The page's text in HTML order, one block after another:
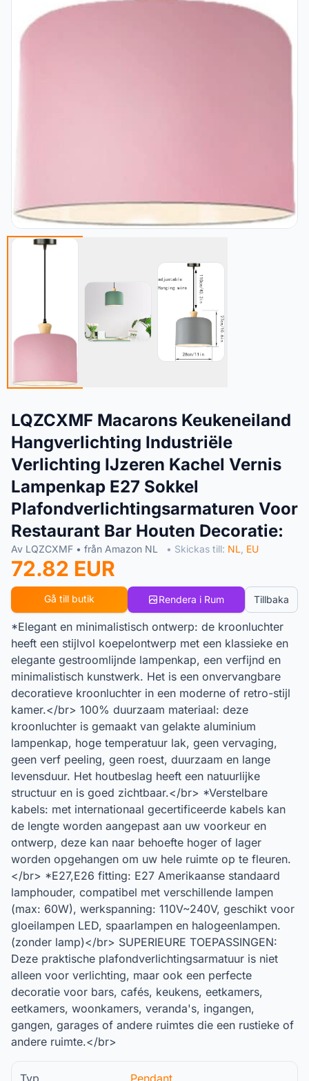
LQZCXMF Macarons Keukeneiland
Hangverlichting Industriële
Verlichting IJzeren Kachel Vernis
Lampenkap E27 Sokkel
Plafondverlichtingsarmaturen Voor
Restaurant Bar Houten Decoratie:
Av LQZCXMF • från Amazon NL • Skickas till: NL EU
72.82 EUR
Gå till butik Rendera i Rum Tillbaka
*Elegant en minimalistisch ontwerp: de kroonluchter
heeft een stijlvol koepelontwerp met een klassieke en
elegante gestroomlijnde lampenkap, een verfijnd en
minimalistisch kunstwerk. Het is een onvervangbare
decoratieve kroonluchter in een moderne of retro-stijl
kamer.</br> 100% duurzaam materiaal: deze
kroonluchter is gemaakt van gelakte aluminium
lampenkap, hoge temperatuur lak, geen vervaging,
geen verf peeling, geen roest, duurzaam en lange
levensduur. Het houtbeslag heeft een natuurlijke
structuur en is goed zichtbaar.</br> *Verstelbare
kabels: met internationaal gecertificeerde kabels kan
de lengte worden aangepast aan uw voorkeur en
ontwerp, deze kan naar behoefte hoger of lager
worden opgehangen om uw hele ruimte op te fleuren.
</br> *E27,E26 fitting: E27 Amerikaanse standaard
lamphouder, compatibel met verschillende lampen
(max: 60W), werkspanning: 110V~240V, geschikt voor
gloeilampen LED, spaarlampen en halogeenlampen.
(zonder lamp)</br> SUPERIEURE TOEPASSINGEN:
Deze praktische plafondverlichtingsarmatuur is niet
alleen voor verlichting, maar ook een perfecte
decoratie voor bars, cafés, keukens, eetkamers,
eetkamers, woonkamers, veranda's, ingangen,
gangen, garages of andere ruimtes die een rustieke of
andere ruimte.</br>
Typ Pendant